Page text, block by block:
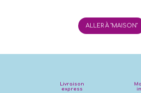
ALLER À "MAISON"
Livraison
express